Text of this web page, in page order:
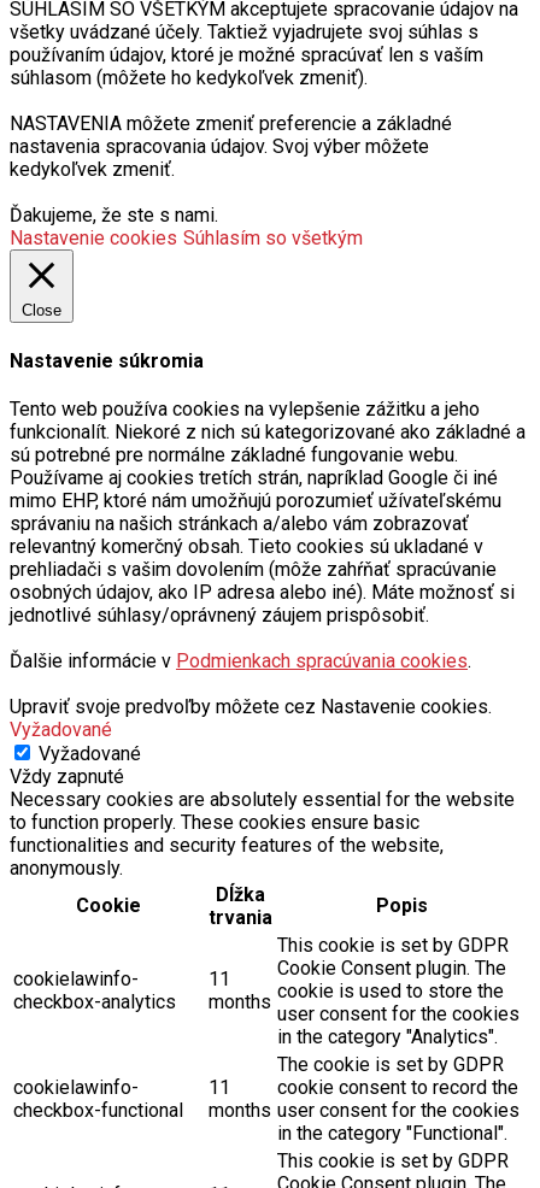
používaním údajov, ktoré je možné spracúvať len s vaším
súhlasom (môžete ho kedykoľvek zmeniť).
NASTAVENIA môžete zmeniť preferencie a základné
kedykoľvek zmeniť.
Ďakujeme, že ste s nami.
Close
Nastavenie súkromia
Tento web používa cookies na vylepšenie zážitku a jeho
sú potrebné pre normálne základné fungovanie webu.
Používame aj cookies tretích strán, napríklad Google či iné
mimo EHP, ktoré nám umožňujú porozumieť užívateľskému
správaniu na našich stránkach a/alebo vám zobrazovať
relevantný komerčný obsah. Tieto cookies sú ukladané v
prehliadači s vašim dovolením (môže zahŕňať spracúvanie
osobných údajov, ako IP adresa alebo iné). Máte možnosť si
jednotlivé súhlasy/oprávnený záujem prispôsobiť.
Ďalšie informácie vPodmienkach spracúvania cookies
Upraviť svoje predvoľby môžete cez Nastavenie cookies.
Vyžadované
Vždy zapnuté
Necessary cookies are absolutely essential for the website
to function properly. These cookies ensure basic
functionalities and security features of the website,
anonymously.
Cookie
Dĺžka
This cookie is set by GDPR
cookie is used to store the
user consent for the cookies
in the category "Analytics".
The cookie is set by GDPR
cookie consent to record the
user consent for the cookies
in the category "Functional".
This cookie is set by GDPR
Cookie Consent plugin. The
cookies is used to store the